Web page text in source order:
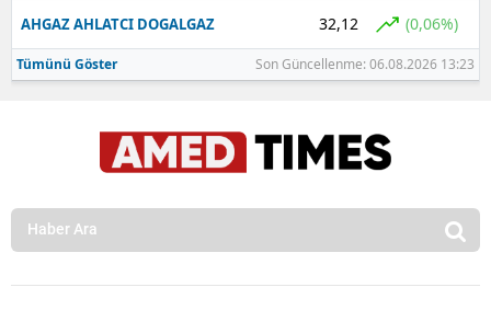
AHGAZ AHLATCI DOGALGAZ 32,12 (0,06%)
Tümünü Göster Son Güncellenme: 06.08.2026 13:23